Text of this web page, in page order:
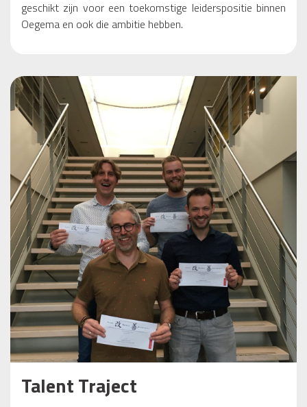
geschikt zijn voor een toekomstige leiderspositie binnen
Oegema en ook die ambitie hebben.
Talent Traject